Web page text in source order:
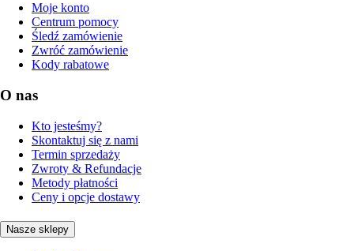
Moje konto
Centrum pomocy
Śledź zamówienie
Zwróć zamówienie
Kody rabatowe
O nas
Kto jesteśmy?
Skontaktuj się z nami
Termin sprzedaży
Zwroty & Refundacje
Metody płatności
Ceny i opcje dostawy
Nasze sklepy